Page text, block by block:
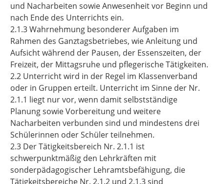
und Nacharbeiten sowie Anwesenheit vor Beginn und
nach Ende des Unterrichts ein.
2.1.3 Wahrnehmung besonderer Aufgaben im
Rahmen des Ganztagsbetriebes, wie Anleitung und
Aufsicht während der Pausen, der Essenszeiten, der
Freizeit, der Mittagsruhe und pflegerische Tätigkeiten.
2.2 Unterricht wird in der Regel im Klassenverband
oder in Gruppen erteilt. Unterricht im Sinne der Nr.
2.1.1 liegt nur vor, wenn damit selbstständige
Planung sowie Vorbereitung und weitere
Nacharbeiten verbunden sind und mindestens drei
Schülerinnen oder Schüler teilnehmen.
2.3 Der Tätigkeitsbereich Nr. 2.1.1 ist
schwerpunktmäßig den Lehrkräften mit
sonderpädagogischer Lehramtsbefähigung, die
Tätigkeitsbereiche Nr. 2.1.2 und 2.1.3 sind